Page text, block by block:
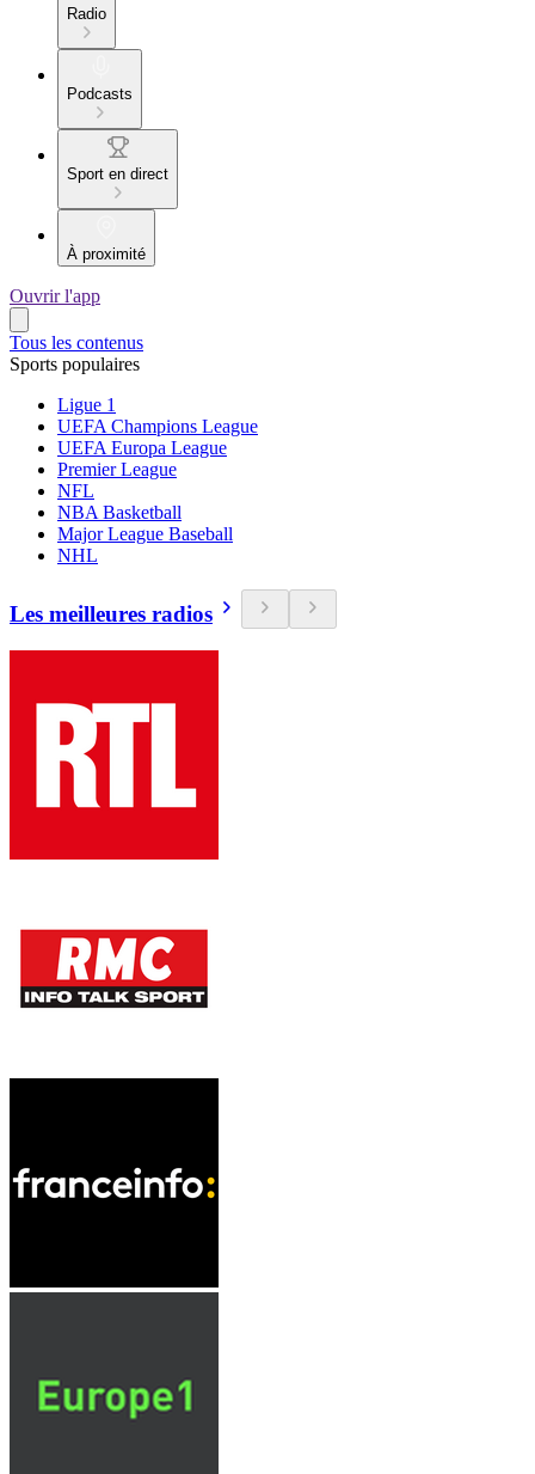
Radio
Podcasts
Sport en direct
À proximité
Ouvrir l'app
Tous les contenus
Sports populaires
Ligue 1
UEFA Champions League
UEFA Europa League
Premier League
NFL
NBA Basketball
Major League Baseball
NHL
Les meilleures radios